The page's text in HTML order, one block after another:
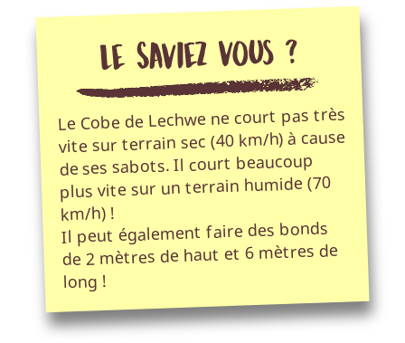
Le Saviez vous ?
Le Cobe de Lechwe ne court pas très
vite sur terrain sec (40 km/h) à cause
de ses sabots. Il court beaucoup
plus vite sur un terrain humide (70
km/h) !
Il peut également faire des bonds
de 2 mètres de haut et 6 mètres de
long !